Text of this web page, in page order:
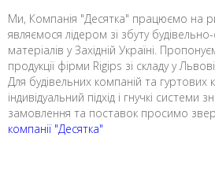
Ми, Компанія "Десятка" працюємо на
являємося лідером зі збуту
матеріалів у Західній Україні.
продукції фірми Rigips зі складу у
Для будівельних компаній та гуртових
індивідуальний підхід і гнучкі системи
замовлення та поставок просимо
компанії "Десятка"